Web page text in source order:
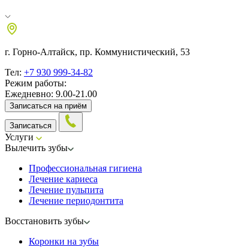
г. Горно-Алтайск, пр. Коммунистический, 53
Тел: +7 930 999-34-82
Режим работы:
Ежедневно: 9.00-21.00
Записаться на приём
Записаться
Услуги
Вылечить зубы
Профессиональная гигиена
Лечение кариеса
Лечение пульпита
Лечение периодонтита
Восстановить зубы
Коронки на зубы